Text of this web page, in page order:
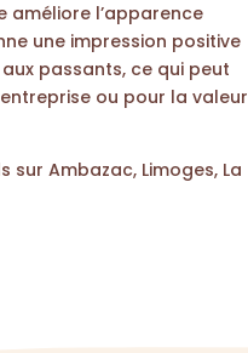
améliore l’apparence
une impression positive
passants, ce qui peut
ou pour la valeur
sur Ambazac, Limoges, La